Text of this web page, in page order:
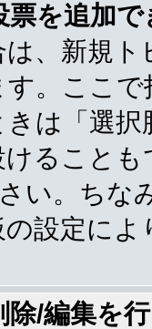
票を追加
、新規
。ここ
は「選
ること
い。ちな
の設定に
除/編集を